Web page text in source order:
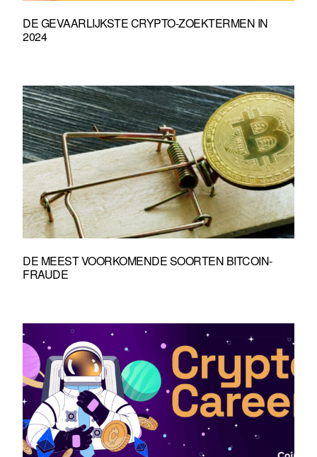
DE GEVAARLIJKSTE CRYPTO-ZOEKTERMEN IN
2024
DE MEEST VOORKOMENDE SOORTEN BITCOIN-
FRAUDE